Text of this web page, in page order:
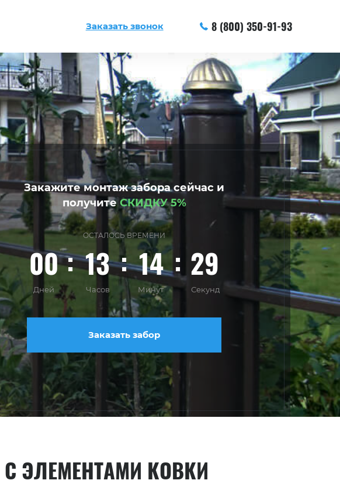
Заказать звонок 8 (800) 350-91-93
Закажите монтаж забора сейчас и
получитеСКИДКУ 5%
ОСТАЛОСЬ ВРЕМЕНИ
00 13 14 28
Дней Часов Минут Секунд
Заказать забор
ЭЛЕМЕНТАМИ КОВКИ